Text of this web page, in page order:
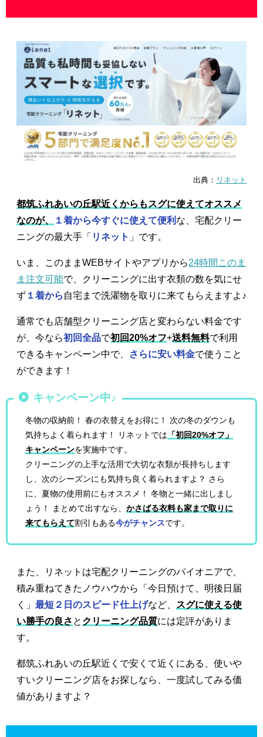
出典： リネット
都筑ふれあいの丘駅近くからもスグに使えてオススメ
なのが、
１着から今すぐに使えて便利 な、宅配クリー
ニングの最大手「 リネット 」です。
いま、このままWEBサイトやアプリから24時間このま
ま注文可能で、クリーニングに出す衣類の数を気にせ
ず １着から 自宅まで洗濯物を取りに来てもらえますよ♪
通常でも店舗型クリーニング店と変わらない料金です
が、今なら初回全品で初回20%オフ+送料無料で利用
できるキャンペーン中で、
さらに安い料金で使うこと
ができます！
キャンペーン中♪
冬物の収納前！ 春の衣替えをお得に！ 次の冬のダウンも
気持ちよく着られます！ リネットでは 「初回20%オフ」
キャンペーンを実施中です。
クリーニングの上手な活用で大切な衣類が長持ちします
し、次のシーズンにも気持ち良く着られますよ？ さら
に、夏物の使用前にもオススメ！ 冬物と一緒に出しまし
ょう！ まとめて出すなら、かさばる衣料も家まで取りに
来てもらえて割引もある今がチャンスです。
また、リネットは宅配クリーニングのパイオニアで、
積み重ねてきたノウハウから「今日預けて、明後日届
く」 最短２日のスピード仕上げなど、
スグに使える使
い勝手の良さ と クリーニング品質には定評がありま
す。
都筑ふれあいの丘駅近くで安くて近くにある、使いや
すいクリーニング店をお探しなら、一度試してみる価
値がありますよ？